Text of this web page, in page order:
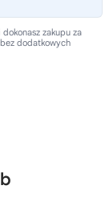
zakupu za
dodatkowych